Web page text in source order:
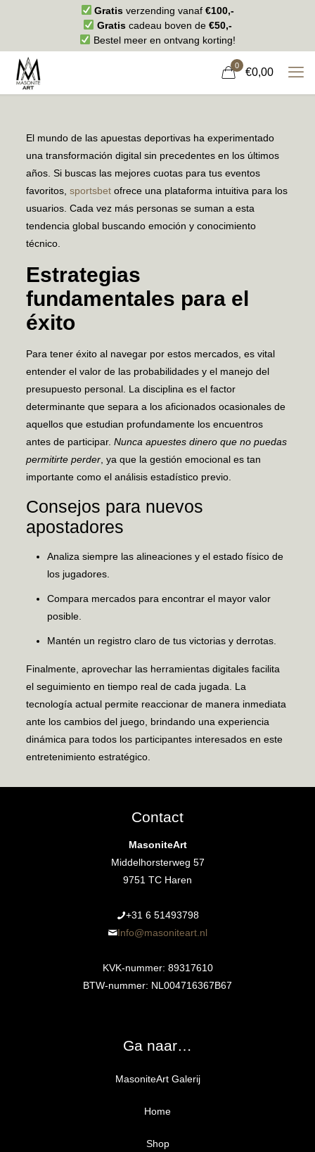
Gratis verzending vanaf€100,-
Gratiscadeau boven de €50,-
Bestel meer en ontvang korting!
0
€0,00
El mundo de las apuestas deportivas ha experimentado
una transformación digital sin precedentes en los últimos
años. Si buscas las mejores cuotas para tus eventos
favoritos, sportsbetofrece una plataforma intuitiva para los
usuarios. Cada vez más personas se suman a esta
tendencia global buscando emoción y conocimiento
técnico.
Estrategias
fundamentales para el
éxito
Para tener éxito al navegar por estos mercados, es vital
entender el valor de las probabilidades y el manejo del
presupuesto personal. La disciplina es el factor
determinante que separa a los aficionados ocasionales de
aquellos que estudian profundamente los encuentros
antes de participar. Nunca apuestes dinero que no puedas
permitirte perder, ya que la gestión emocional es tan
importante como el análisis estadístico previo.
Consejos para nuevos
apostadores
Analiza siempre las alineaciones y el estado físico de
los jugadores.
Compara mercados para encontrar el mayor valor
posible.
Mantén un registro claro de tus victorias y derrotas.
Finalmente, aprovechar las herramientas digitales facilita
el seguimiento en tiempo real de cada jugada. La
tecnología actual permite reaccionar de manera inmediata
ante los cambios del juego, brindando una experiencia
dinámica para todos los participantes interesados en este
entretenimiento estratégico.
Contact
MasoniteArt
Middelhorsterweg 57
9751 TC Haren
+31 6 51493798‬
Info@masoniteart.nl
KVK-nummer: 89317610
BTW-nummer: NL004716367B67
Ga naar…
MasoniteArt Galerij
Home
Shop